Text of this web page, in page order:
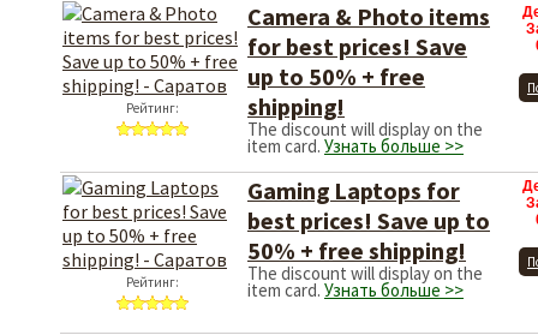
Рейтинг:
Camera & Photo items
for best prices! Save
up to 50% + free
shipping!
The discount will display on the
item card. Узнать больше >>
Рейтинг:
Gaming Laptops for
best prices! Save up to
50% + free shipping!
The discount will display on the
item card. Узнать больше >>